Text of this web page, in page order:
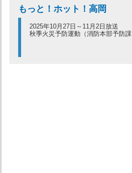
もっと！ホット！高岡
2025年10月27日～11月2日放送
秋季火災予防運動（消防本部予防